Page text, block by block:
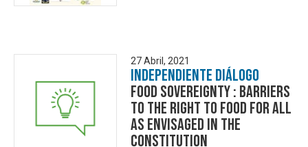
27 Abril, 2021
Independiente Diálogo
Food Sovereignty : Barriers
to the Right to Food for All
as envisaged in the
Constitution